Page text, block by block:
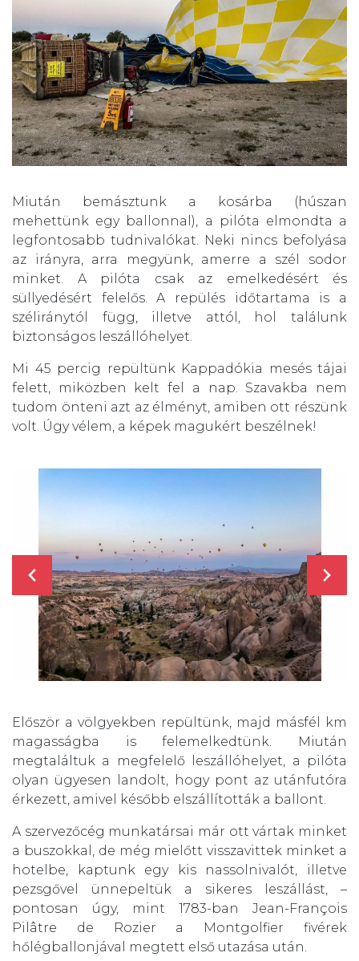
Miután bemásztunk a kosárba (húszan
mehettünk egy ballonnal), a pilóta elmondta a
legfontosabb tudnivalókat. Neki nincs befolyása
az irányra, arra megyünk, amerre a szél sodor
minket. A pilóta csak az emelkedésért és
süllyedésért felelős. A repülés időtartama is a
széliránytól függ, illetve attól, hol találunk
biztonságos leszállóhelyet.
Mi 45 percig repültünk Kappadókia mesés tájai
felett, miközben kelt fel a nap. Szavakba nem
tudom önteni azt az élményt, amiben ott részünk
volt. Úgy vélem, a képek magukért beszélnek!
Először a völgyekben repültünk, majd másfél km
magasságba is felemelkedtünk. Miután
megtaláltuk a megfelelő leszállóhelyet, a pilóta
olyan ügyesen landolt, hogy pont az utánfutóra
érkezett, amivel később elszállították a ballont.
A szervezőcég munkatársai már ott vártak minket
a buszokkal, de még mielőtt visszavittek minket a
hotelbe, kaptunk egy kis nassolnivalót, illetve
pezsgővel ünnepeltük a sikeres leszállást, –
pontosan úgy, mint 1783-ban Jean-François
Pilâtre de Rozier a Montgolfier fivérek
hőlégballonjával megtett első utazása után.